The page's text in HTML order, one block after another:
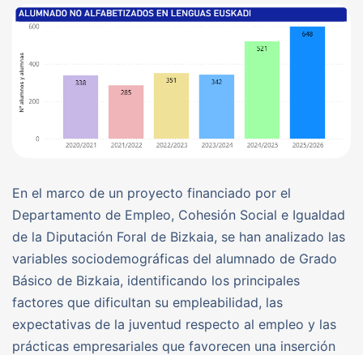
En el marco de un proyecto financiado por el
Departamento de Empleo, Cohesión Social e Igualdad
de la Diputación Foral de Bizkaia, se han analizado las
variables sociodemográficas del alumnado de Grado
Básico de Bizkaia, identificando los principales
factores que dificultan su empleabilidad, las
expectativas de la juventud respecto al empleo y las
prácticas empresariales que favorecen una inserción